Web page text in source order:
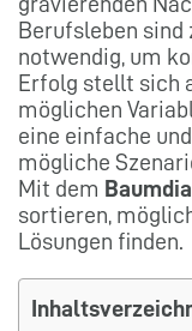
Berufsleben sind
notwendig, um
Erfolg stellt sich
möglichen
eine einfache
mögliche
Mit dem
sortieren,
Lösungen finden.